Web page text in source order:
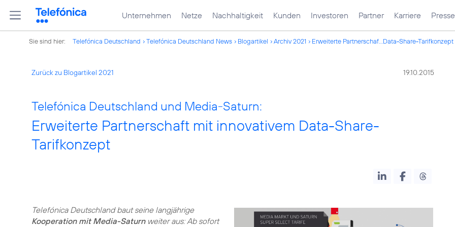
Unternehmen Netze Nachhaltigkeit Kunden Investoren Partner Karriere Presse
Sie sind hier: Telefónica Deutschland Telefónica Deutschland News Blogartikel Archiv 2021 Erweiterte Partnerschaf...Data-Share-Tarifkonzept
Zurück zu Blogartikel 2021 19.10.2015
Telefónica Deutschland und Media-Saturn:
Erweiterte Partnerschaft mit innovativem Data-Share-
Tarifkonzept
Telefónica Deutschland baut seine langjährige
Kooperation mit Media-Saturnweiter aus: Ab sofort